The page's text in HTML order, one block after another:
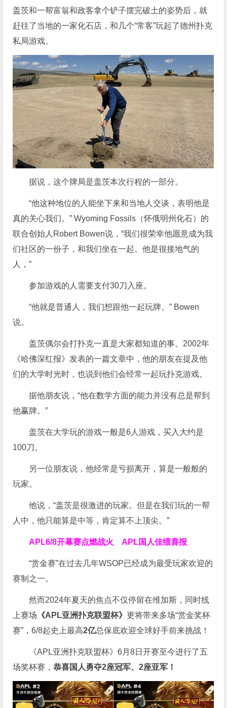
盖茨和一帮富翁和政客拿个铲子摆完破土的姿势后，就
赶往了当地的一家化石店，和几个“常客”玩起了德州扑克
私局游戏。
据说，这个牌局是盖茨本次行程的一部分。
“他这种地位的人能坐下来和当地人交谈，表明他是
真的关心我们。” Wyoming Fossils（怀俄明州化石）的
联合创始人Robert Bowen说，“我们很荣幸他愿意成为我
们社区的一份子，和我们坐在一起。他是很接地气的
人，”
参加游戏的人需要支付30刀入座。
“他就是普通人，我们想跟他一起玩牌。” Bowen
说。
盖茨偶尔会打扑克一直是大家都知道的事。2002年
《哈佛深红报》发表的一篇文章中，他的朋友在提及他
们的大学时光时，也说到他们会经常一起玩扑克游戏。
据他朋友说，“他在数学方面的能力并没有总是帮到
他赢牌。”
盖茨在大学玩的游戏一般是6人游戏，买入大约是
100刀。
另一位朋友说，他经常是亏损离开，算是一般般的
玩家。
他说，“盖茨是很激进的玩家。但是在我们玩的一帮
人中，他只能算是中等，肯定算不上顶尖。”
APL6/8开幕赛点燃战火 APL国人佳绩喜报
“赏金赛”在过去几年WSOP已经成为最受玩家欢迎的
赛制之一。
然而2024年夏天的焦点不仅停留在维加斯，同时线
上赛场 《APL亚洲扑克联盟杯》更将带来多场“赏金奖杯
赛”，6/8起史上最高2亿总保底欢迎全球好手前来挑战！
《APL亚洲扑克联盟杯》6月8日开赛至今进行了五
场奖杯赛，恭喜国人勇夺2座冠军、2座亚军！